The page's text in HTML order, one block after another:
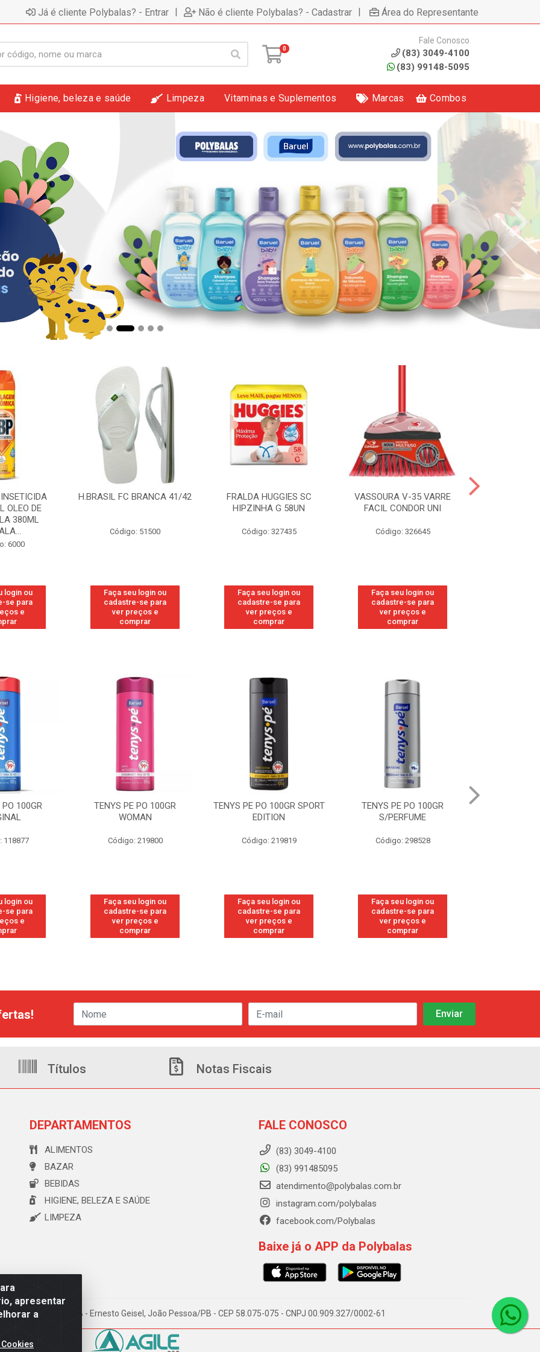
Já é cliente Polybalas? - Entrar | Não é cliente Polybalas? - Cadastrar | Área do Representante
0
Fale Conosco
(83) 3049-4100
(83) 99148-5095
Higiene, beleza e saúde Limpeza Vitaminas e Suplementos Marcas Combos
OLEO DE
380ML
6000
login ou
se para
e
H.BRASIL FC BRANCA 41/42
Código: 51500
Faça seu login ou
cadastre-se para
ver preços e
comprar
FRALDA HUGGIES SC
HIPZINHA G 58UN
Código: 327435
Faça seu login ou
cadastre-se para
ver preços e
comprar
VASSOURA V-35 VARRE
FACIL CONDOR UNI
Código: 326645
Faça seu login ou
cadastre-se para
ver preços e
comprar
100GR
118877
login ou
se para
e
TENYS PE PO 100GR
WOMAN
Código: 219800
Faça seu login ou
cadastre-se para
ver preços e
comprar
TENYS PE PO 100GR SPORT
EDITION
Código: 219819
Faça seu login ou
cadastre-se para
ver preços e
comprar
TENYS PE PO 100GR
S/PERFUME
Código: 298528
Faça seu login ou
cadastre-se para
ver preços e
comprar
apresentar
a
Títulos Notas Fiscais
DEPARTAMENTOS
ALIMENTOS
BAZAR
BEBIDAS
HIGIENE, BELEZA E SAÚDE
LIMPEZA
FALE CONOSCO
(83) 3049-4100
(83) 991485095
atendimento@polybalas.com.br
instagram.com/polybalas
facebook.com/Polybalas
Baixe já o APP da Polybalas
173 Galpão B - Ernesto Geisel, João Pessoa/PB - CEP 58.075-075 - CNPJ 00.909.327/0002-61